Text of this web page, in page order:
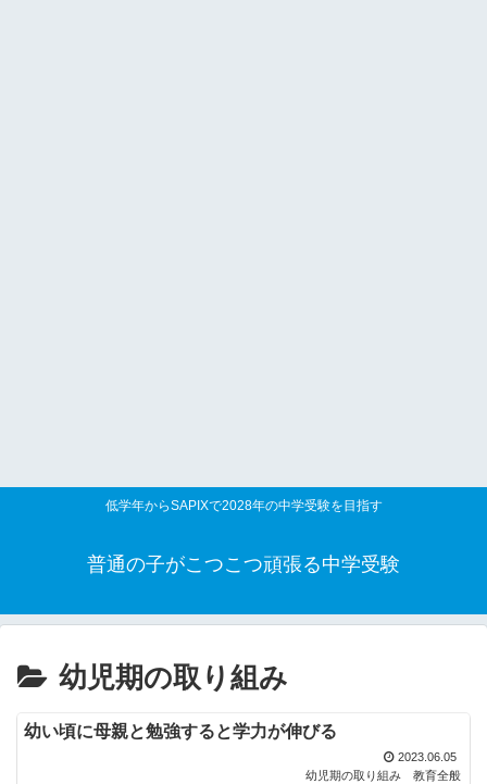
低学年からSAPIXで2028年の中学受験を目指す
普通の子がこつこつ頑張る中学受験
幼児期の取り組み
幼い頃に母親と勉強すると学力が伸びる
2023.06.05
幼児期の取り組み
教育全般